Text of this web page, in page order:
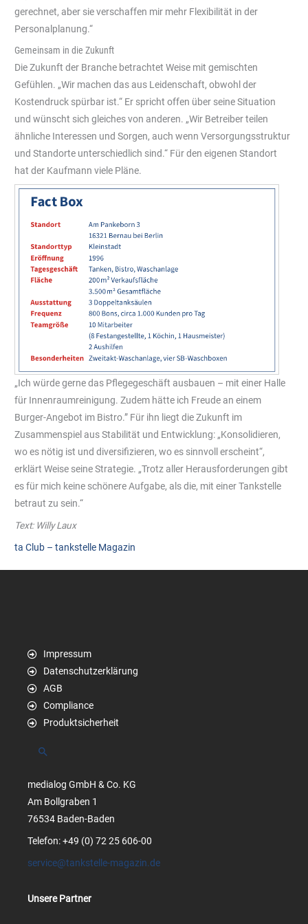
gerechnet, aber sie verschaffen mir mehr Flexibilität in der
Personalplanung.“
Gemeinsam in die Zukunft
Die Zukunft der Branche betrachtet Weise mit gemischten
Gefühlen. „Wir machen das aus Leidenschaft, obwohl der
Kostendruck spürbar ist.“ Er spricht offen über seine Situation
und wünscht sich gleiches von anderen. „Wir Betreiber teilen
ähnliche Interessen und Sorgen, auch wenn Versorgungsstruktur
und Standorte unterschiedlich sind.“ Für den eigenen Standort
hat der Kaufmann viele Pläne.
„Ich würde gerne das Pflegegeschäft ausbauen – mit einer Halle
für Innenraumreinigung. Zudem hätte ich Freude an einem
Burger-Angebot im Bistro.” Für ihn liegt die Zukunft im
Zusammenspiel aus Stabilität und Entwicklung: „Konsolidieren,
wo es nötig ist und diversifizieren, wo es sinnvoll erscheint“,
erklärt Weise seine Strategie. „Trotz aller Herausforderungen gibt
es für mich keine schönere Aufgabe, als die, mit einer Tankstelle
betraut zu sein.“
Text: Willy Laux
ta Club – tankstelle Magazin
Impressum
Datenschutzerklärung
AGB
Compliance
Produktsicherheit
Suchen
medialog GmbH & Co. KG
Am Bollgraben 1
76534 Baden-Baden
Telefon: +49 (0) 72 25 606-00
service@tankstelle-magazin.de
Unsere Partner